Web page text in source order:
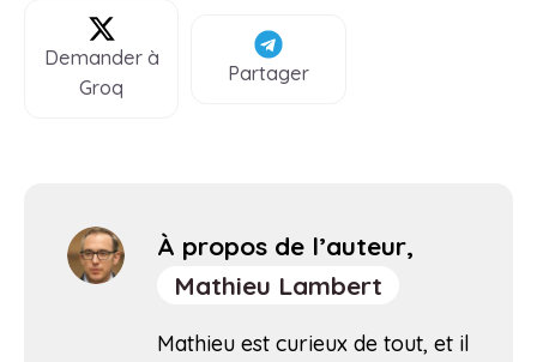
Demander à
Groq
Partager
À propos de l’auteur,
Mathieu Lambert
Mathieu est curieux de tout, et il